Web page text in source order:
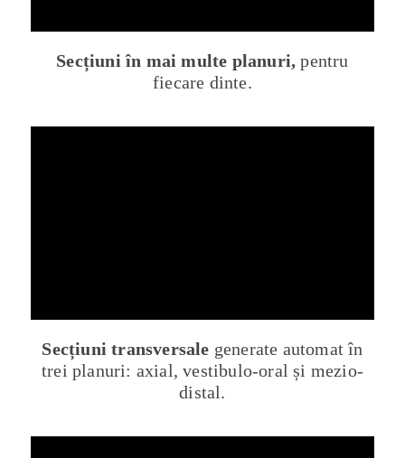
Secțiuni în mai multe planuri,pentru
fiecare dinte.
Secțiuni transversale generate automat în
trei planuri: axial, vestibulo-oral și mezio-
distal.